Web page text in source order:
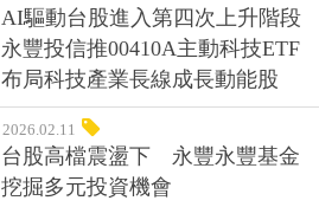
AI驅動台股進入第四次上升階段
永豐投信推00410A主動科技ETF
布局科技產業長線成長動能股
2026.02.11
台股高檔震盪下 永豐永豐基金
挖掘多元投資機會